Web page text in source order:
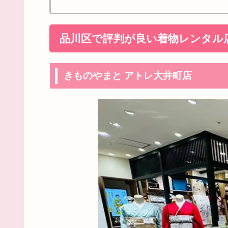
品川区で評判が良い着物レンタル
きものやまと アトレ大井町店